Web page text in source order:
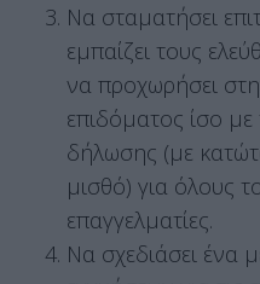
Να σταματήσει
εμπαίζει τους
να προχωρήσει
επιδόματος ίσο
δήλωσης (με
μισθό) για όλους
επαγγελματίες.
Να σχεδιάσει ένα